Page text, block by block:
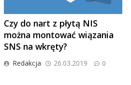
Czy do nart z płytą NIS
można montować wiązania
SNS na wkręty?
Redakcja 26.03.2019 0